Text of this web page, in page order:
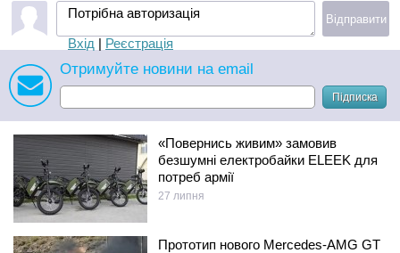
Потрібна авторизація
Вхід | Реєстрація
Відправити
Отримуйте новини на email
Підписка
«Повернись живим» замовив
безшумні електробайки ELEEK для
потреб армії
27 липня
Прототип нового Mercedes-AMG GT